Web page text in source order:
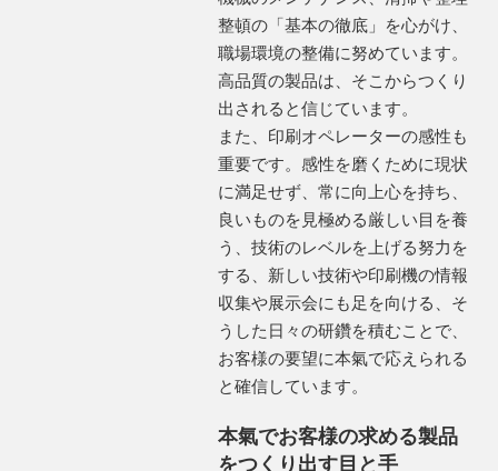
整頓の「基本の徹底」を心がけ、
職場環境の整備に努めています。
高品質の製品は、そこからつくり
出されると信じています。
また、印刷オペレーターの感性も
重要です。感性を磨くために現状
に満足せず、常に向上心を持ち、
良いものを見極める厳しい目を養
う、技術のレベルを上げる努力を
する、新しい技術や印刷機の情報
収集や展示会にも足を向ける、そ
うした日々の研鑽を積むことで、
お客様の要望に本氣で応えられる
と確信しています。
本氣でお客様の求める製品
をつくり出す目と手